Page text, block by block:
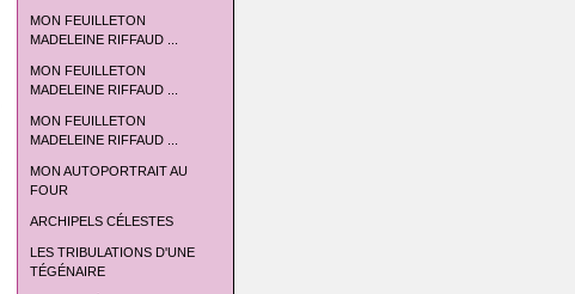
MON FEUILLETON
MADELEINE RIFFAUD ...
MON FEUILLETON
MADELEINE RIFFAUD ...
MON FEUILLETON
MADELEINE RIFFAUD ...
MON AUTOPORTRAIT AU
FOUR
ARCHIPELS CÉLESTES
LES TRIBULATIONS D'UNE
TÉGÉNAIRE